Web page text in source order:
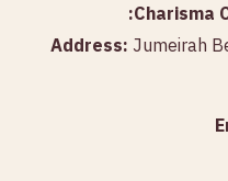
Charisma
Address: Jumeirah